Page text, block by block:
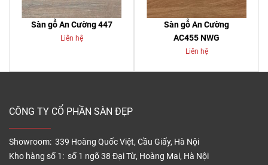
Sàn gỗ An Cường 447
Liên hệ
Sàn gỗ An Cường
AC455 NWG
Liên hệ
CÔNG TY CỔ PHẦN SÀN ĐẸP
Showroom: 339 Hoàng Quốc Việt, Cầu Giấy, Hà Nội
Kho hàng số 1: số 1 ngõ 38 Đại Từ, Hoàng Mai, Hà Nội